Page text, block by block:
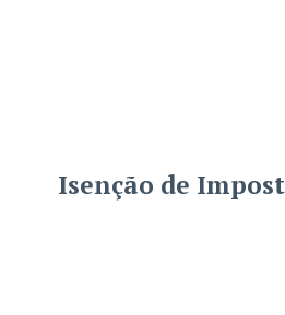
Isenção de